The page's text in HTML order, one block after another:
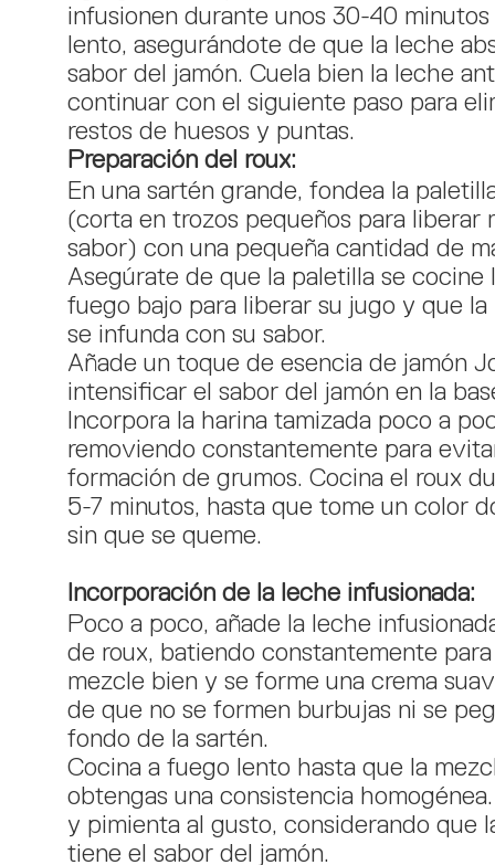
infusionen durante unos 30-40
lento, asegurándote de que la leche
sabor del jamón. Cuela bien la leche
continuar con el siguiente paso para
restos de huesos y puntas.
Preparación del roux:
En una sartén grande, fondea la
(corta en trozos pequeños para liberar
sabor) con una pequeña cantidad de
Asegúrate de que la paletilla se cocine
fuego bajo para liberar su jugo y que la
se infunda con su sabor.
Añade un toque de esencia de jamón
intensificar el sabor del jamón en la
Incorpora la harina tamizada poco a
removiendo constantemente para
formación de grumos. Cocina el roux
5-7 minutos, hasta que tome un color
sin que se queme.
Incorporación de la leche infusionada:
Poco a poco, añade la leche
de roux, batiendo constantemente
mezcle bien y se forme una crema
de que no se formen burbujas ni se
fondo de la sartén.
Cocina a fuego lento hasta que la
obtengas una consistencia
y pimienta al gusto, considerando que
tiene el sabor del jamón.